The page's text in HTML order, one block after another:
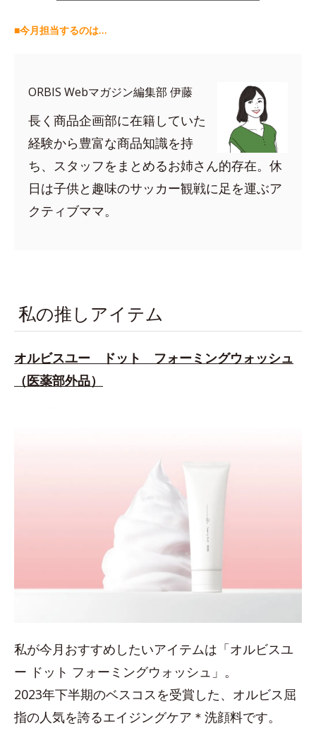
■今月担当するのは…
ORBIS Webマガジン編集部 伊藤
長く商品企画部に在籍していた
経験から豊富な商品知識を持
ち、スタッフをまとめるお姉さん的存在。休
日は子供と趣味のサッカー観戦に足を運ぶア
クティブママ。
私の推しアイテム
オルビスユー ドット フォーミングウォッシュ
（医薬部外品）
私が今月おすすめしたいアイテムは「オルビスユ
ー ドット フォーミングウォッシュ」。
2023年下半期のベスコスを受賞した、オルビス屈
指の人気を誇るエイジングケア＊洗顔料です。